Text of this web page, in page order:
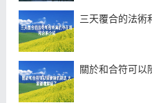
三天覆合的法術
關於和合符可以